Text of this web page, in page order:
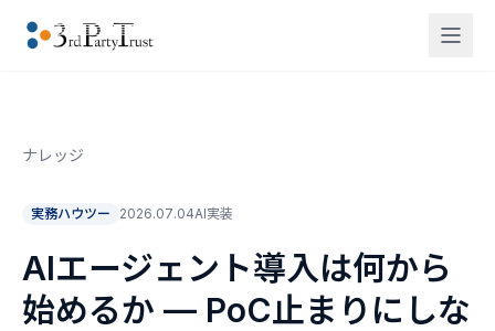
ナレッジ
実務ハウツー 2026.07.04AI実装
AIエージェント導入は何から
始めるか — PoC止まりにしな